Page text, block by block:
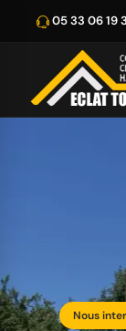
05 33 06 19
Nous